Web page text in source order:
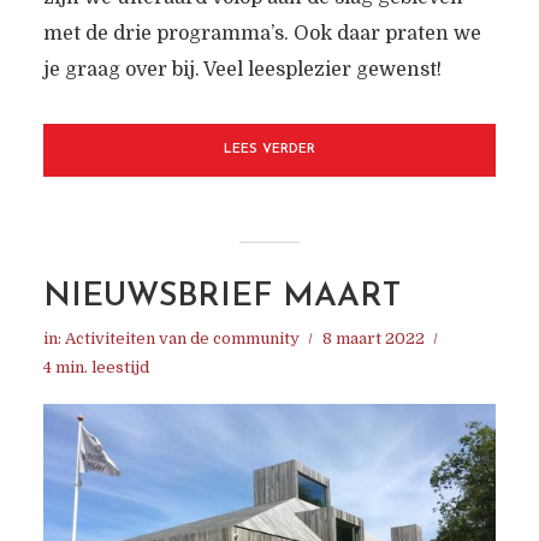
met de drie programma’s. Ook daar praten we
je graag over bij. Veel leesplezier gewenst!
LEES VERDER
NIEUWSBRIEF MAART
in: Activiteiten van de community
8 maart 2022
4 min. leestijd